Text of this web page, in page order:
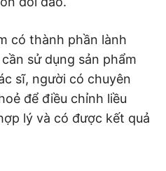
có thành phần lành
sử dụng sản phẩm
sĩ, người có chuyên
để điều chỉnh liều
lý và có được kết quả